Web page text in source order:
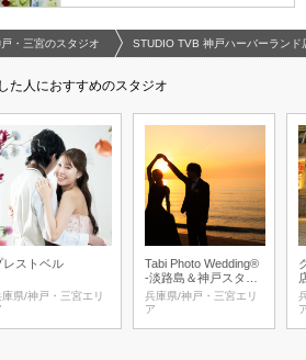
Photorait ホーム
・三宮のスタジオ STUDIO TVB 神戸ハーバーランド
た人におすすめのスタジオ
レストベル
庫県/神戸・三宮エリ
Tabi Photo Wedding®︎
-淡路島＆神戸スタジ
オ-
兵庫県/神戸・三宮エリ
ア